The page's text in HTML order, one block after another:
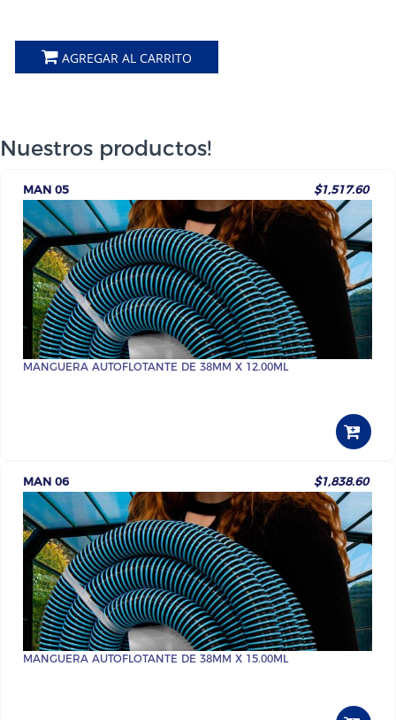
AGREGAR AL CARRITO
Nuestros productos!
MAN 05 $1,517.60
MANGUERA AUTOFLOTANTE DE 38MM X 12.00ML
MAN 06 $1,838.60
MANGUERA AUTOFLOTANTE DE 38MM X 15.00ML